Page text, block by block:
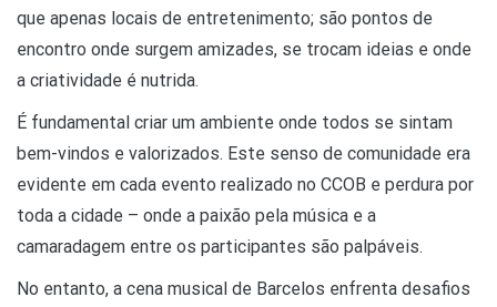
que apenas locais de entretenimento; são pontos de
encontro onde surgem amizades, se trocam ideias e onde
a criatividade é nutrida.
É fundamental criar um ambiente onde todos se sintam
bem-vindos e valorizados. Este senso de comunidade era
evidente em cada evento realizado no CCOB e perdura por
toda a cidade – onde a paixão pela música e a
camaradagem entre os participantes são palpáveis.
No entanto, a cena musical de Barcelos enfrenta desafios